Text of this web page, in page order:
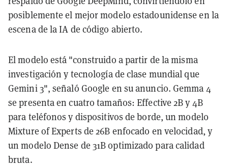
posiblemente el mejor modelo estadounidense en la
escena de la IA de código abierto.
El modelo está "construido a partir de la misma
investigación y tecnología de clase mundial que
Gemini 3", señaló Google en su anuncio. Gemma 4
se presenta en cuatro tamaños: Effective 2B y 4B
para teléfonos y dispositivos de borde, un modelo
Mixture of Experts de 26B enfocado en velocidad, y
un modelo Dense de 31B optimizado para calidad
bruta.